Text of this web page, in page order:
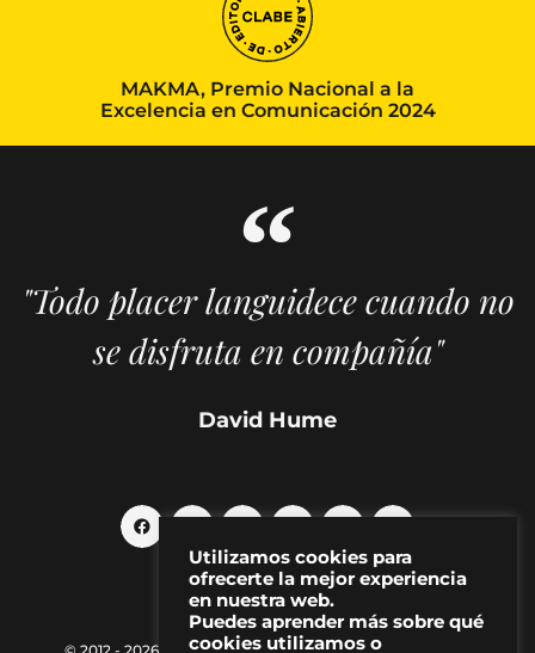
MAKMA, Premio Nacional a la
Excelencia en Comunicación 2024
"Todo placer languidece cuando no
se disfruta en compañía"
David Hume
Utilizamos cookies para
ofrecerte la mejor experiencia
en nuestra web.
Puedes aprender más sobre qué
cookies utilizamos o